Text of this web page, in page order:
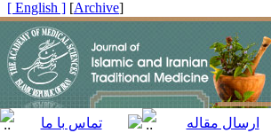
[
Archive
]
[ English ]